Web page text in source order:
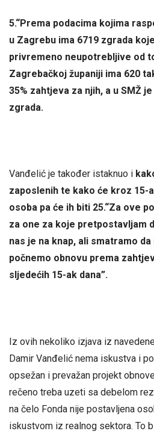
5.“Prema podacima kojima
u Zagrebu ima 6719 zgrada
privremeno neupotrebljive od
Zagrebačkoj županiji ima 620
35% zahtjeva za njih, a u SMŽ
zgrada.
Vanđelić je također istaknuo i
zaposlenih te kako će kroz 15-
osoba pa će ih biti 25.“Za ove
za one za koje pretpostavljam
nas je na knap, ali smatramo
počnemo obnovu prema
sljedećih 15-ak dana”.
Iz ovih nekoliko izjava iz
Damir Vanđelić nema iskustva i
opsežan i prevažan projekt
rečeno treba uzeti sa debelom
na čelo Fonda nije postavljena
iskustvom iz realnog sektora. To